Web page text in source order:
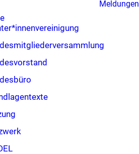
Meldungen